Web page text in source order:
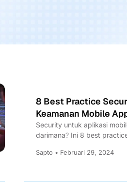
8 Best Practice
Keamanan Mobile
Security untuk aplikasi
darimana? Ini 8 best
Sapto • Februari 29, 2024